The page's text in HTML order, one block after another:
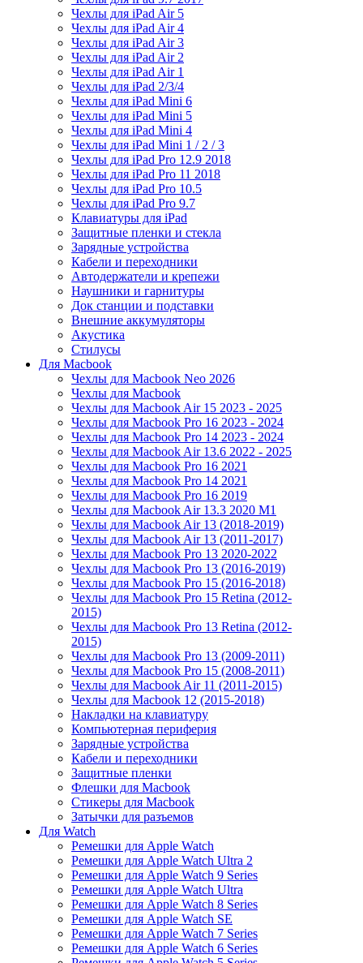
Чехлы для iPad Air 5
Чехлы для iPad Air 4
Чехлы для iPad Air 3
Чехлы для iPad Air 2
Чехлы для iPad Air 1
Чехлы для iPad 2/3/4
Чехлы для iPad Mini 6
Чехлы для iPad Mini 5
Чехлы для iPad Mini 4
Чехлы для iPad Mini 1 / 2 / 3
Чехлы для iPad Pro 12.9 2018
Чехлы для iPad Pro 11 2018
Чехлы для iPad Pro 10.5
Чехлы для iPad Pro 9.7
Клавиатуры для iPad
Защитные пленки и стекла
Зарядные устройства
Кабели и переходники
Автодержатели и крепежи
Наушники и гарнитуры
Док станции и подставки
Внешние аккумуляторы
Акустика
Стилусы
Для Macbook
Чехлы для Macbook Neo 2026
Чехлы для Macbook
Чехлы для Macbook Air 15 2023 - 2025
Чехлы для Macbook Pro 16 2023 - 2024
Чехлы для Macbook Pro 14 2023 - 2024
Чехлы для Macbook Air 13.6 2022 - 2025
Чехлы для Macbook Pro 16 2021
Чехлы для Macbook Pro 14 2021
Чехлы для Macbook Pro 16 2019
Чехлы для Macbook Air 13.3 2020 M1
Чехлы для Macbook Air 13 (2018-2019)
Чехлы для Macbook Air 13 (2011-2017)
Чехлы для Macbook Pro 13 2020-2022
Чехлы для Macbook Pro 13 (2016-2019)
Чехлы для Macbook Pro 15 (2016-2018)
Чехлы для Macbook Pro 15 Retina (2012-
2015)
Чехлы для Macbook Pro 13 Retina (2012-
2015)
Чехлы для Macbook Pro 13 (2009-2011)
Чехлы для Macbook Pro 15 (2008-2011)
Чехлы для Macbook Air 11 (2011-2015)
Чехлы для Macbook 12 (2015-2018)
Накладки на клавиатуру
Компьютерная периферия
Зарядные устройства
Кабели и переходники
Защитные пленки
Флешки для Macbook
Стикеры для Macbook
Затычки для разъемов
Для Watch
Ремешки для Apple Watch
Ремешки для Apple Watch Ultra 2
Ремешки для Apple Watch 9 Series
Ремешки для Apple Watch Ultra
Ремешки для Apple Watch 8 Series
Ремешки для Apple Watch SE
Ремешки для Apple Watch 7 Series
Ремешки для Apple Watch 6 Series